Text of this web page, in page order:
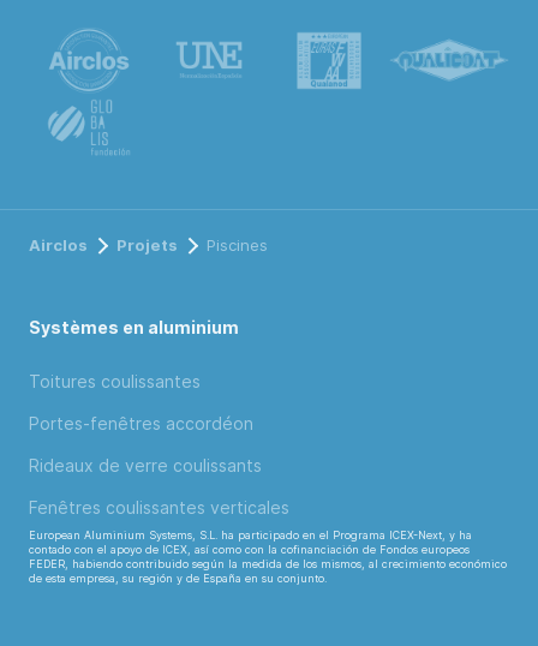
Airclos Projets Piscines
Systèmes en aluminium
Toitures coulissantes
Portes-fenêtres accordéon
Rideaux de verre coulissants
Fenêtres coulissantes verticales
European Aluminium Systems, S.L. ha participado en el Programa ICEX-Next, y ha
contado con el apoyo de ICEX, así como con la cofinanciación de Fondos europeos
FEDER, habiendo contribuido según la medida de los mismos, al crecimiento económico
de esta empresa, su región y de España en su conjunto.